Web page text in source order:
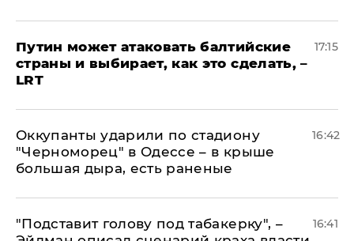
Путин может атаковать балтийские
страны и выбирает, как это сделать, –
LRT
17:15
Оккупанты ударили по стадиону
"Черноморец" в Одессе – в крыше
большая дыра, есть раненые
16:42
​"Подставит голову под табакерку", –
16:41